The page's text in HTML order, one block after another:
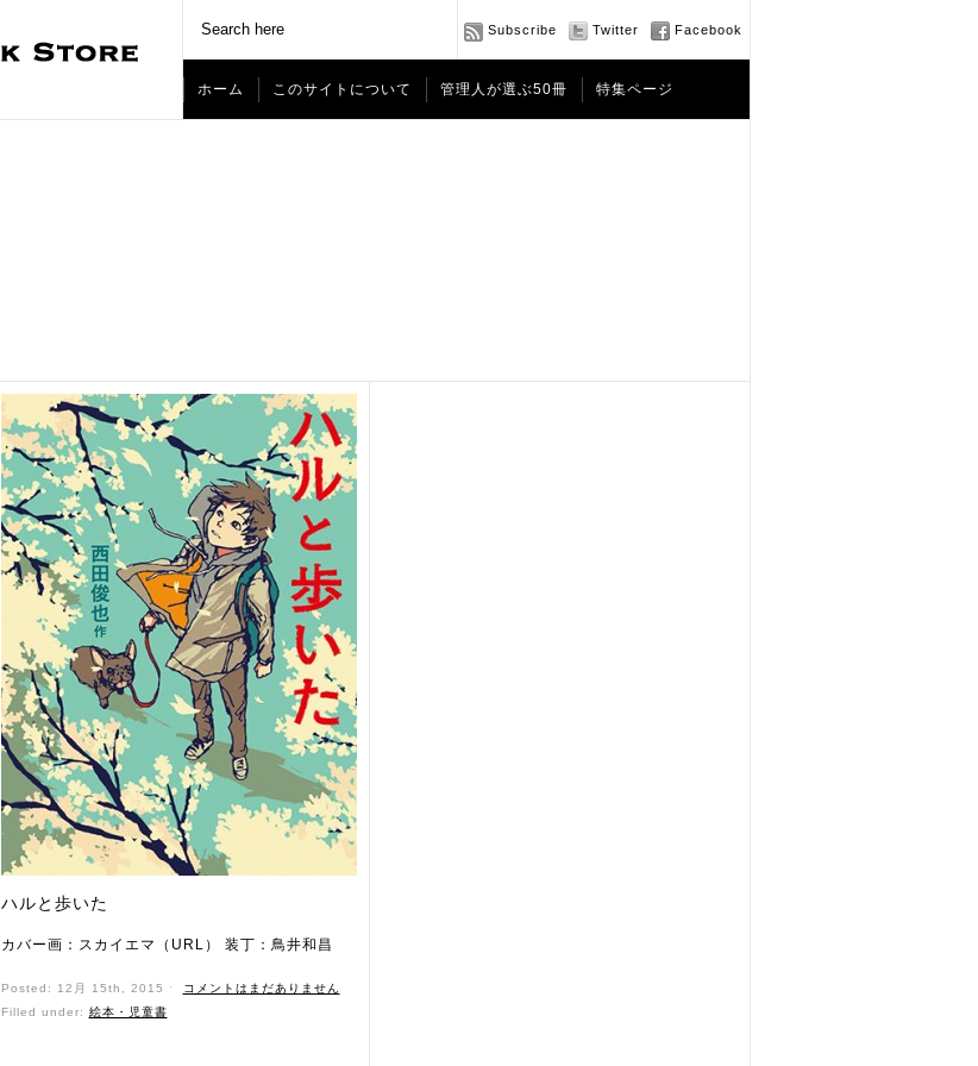
Subscribe Twitter Facebook
ホーム このサイトについて 管理人が選ぶ50冊 特集ページ
ハルと歩いた
カバー画：スカイエマ（URL） 装丁：鳥井和昌
Posted: 12月 15th, 2015 ˑ
コメントはまだありません
Filled under: 絵本・児童書